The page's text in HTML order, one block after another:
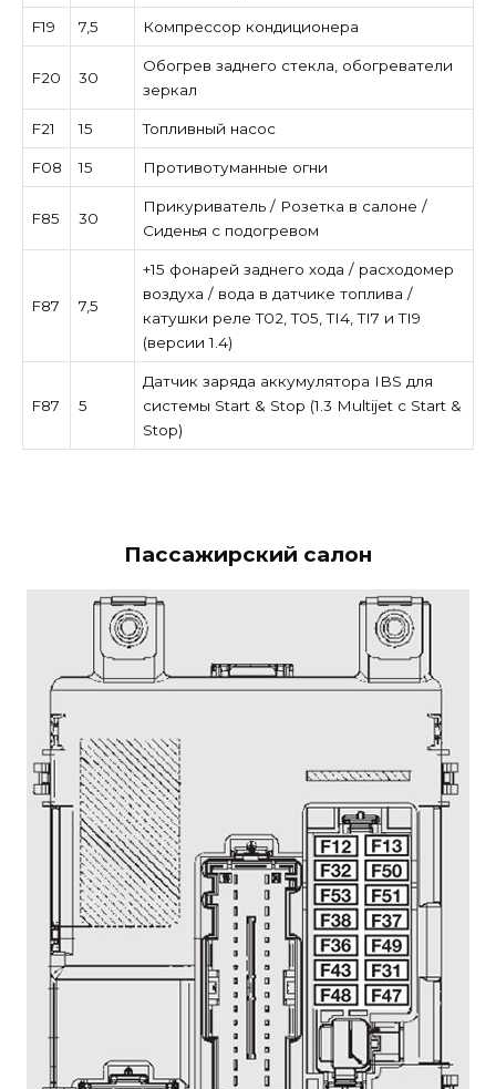
F19 7,5 Компрессор кондиционера
F20 30
Обогрев заднего стекла, обогреватели
зеркал
F21 15 Топливный насос
F08 15 Противотуманные огни
F85 30
Прикуриватель / Розетка в салоне /
Сиденья с подогревом
F87 7,5
+15 фонарей заднего хода / расходомер
воздуха / вода в датчике топлива /
катушки реле T02, T05, TI4, TI7 и TI9
(версии 1.4)
F87 5
Датчик заряда аккумулятора IBS для
системы Start & Stop (1.3 Multijet с Start &
Stop)
Пассажирский салон